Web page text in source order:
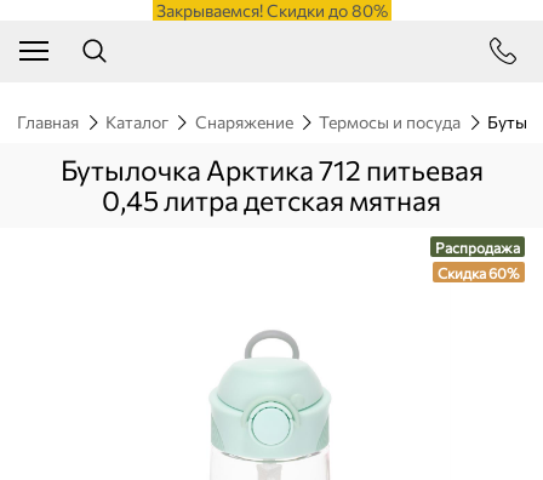
Закрываемся! Скидки до 80%
Главная Каталог Снаряжение Термосы и посуда
Бутылочка Арктика 712 питьевая
0,45 литра детская мятная
Распродажа
Скидка 60%